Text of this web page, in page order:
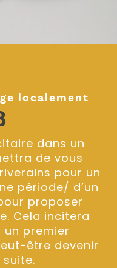
localement
dans un
de vous
pour un
période/ d’un
proposer
Cela incitera
premier
être devenir